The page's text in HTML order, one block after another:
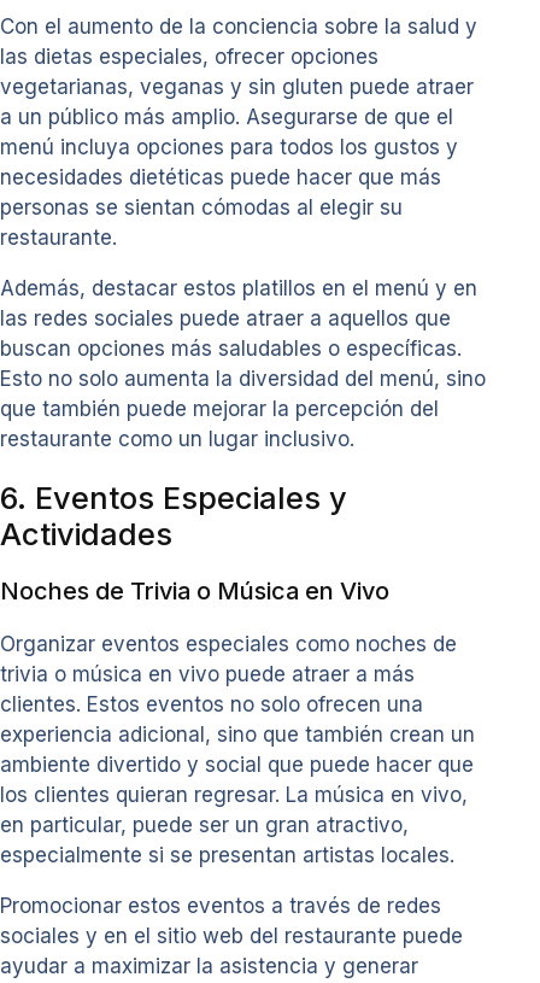
Con el aumento de la conciencia sobre la salud y
las dietas especiales, ofrecer opciones
vegetarianas, veganas y sin gluten puede atraer
a un público más amplio. Asegurarse de que el
menú incluya opciones para todos los gustos y
necesidades dietéticas puede hacer que más
personas se sientan cómodas al elegir su
restaurante.
Además, destacar estos platillos en el menú y en
las redes sociales puede atraer a aquellos que
buscan opciones más saludables o específicas.
Esto no solo aumenta la diversidad del menú, sino
que también puede mejorar la percepción del
restaurante como un lugar inclusivo.
6. Eventos Especiales y
Actividades
Noches de Trivia o Música en Vivo
Organizar eventos especiales como noches de
trivia o música en vivo puede atraer a más
clientes. Estos eventos no solo ofrecen una
experiencia adicional, sino que también crean un
ambiente divertido y social que puede hacer que
los clientes quieran regresar. La música en vivo,
en particular, puede ser un gran atractivo,
especialmente si se presentan artistas locales.
Promocionar estos eventos a través de redes
sociales y en el sitio web del restaurante puede
ayudar a maximizar la asistencia y generar